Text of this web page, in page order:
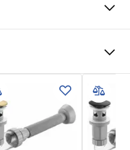
Imitácia kameňa
Matný
465
335mm